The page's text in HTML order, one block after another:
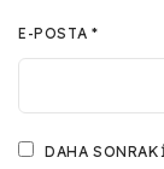
E-POSTA *
DAHA